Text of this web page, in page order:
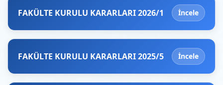
FAKÜLTE KURULU KARARLARI 2026/1 İncele
FAKÜLTE KURULU KARARLARI 2025/5 İncele